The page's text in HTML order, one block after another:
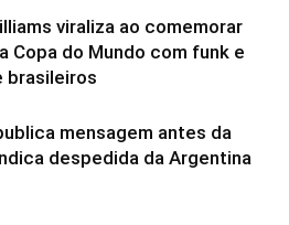
viraliza ao comemorar
Copa do Mundo com funk e
brasileiros
mensagem antes da
despedida da Argentina